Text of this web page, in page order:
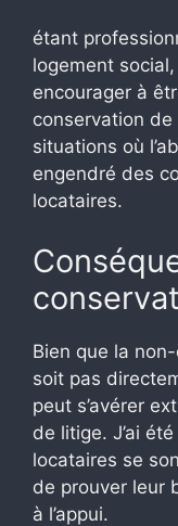
étant
logement
encourager à
conservation de
situations où
engendré des
locataires.
Bien que la
soit pas
peut s’avérer
de litige. J’ai
locataires se
de prouver leur
à l’appui.